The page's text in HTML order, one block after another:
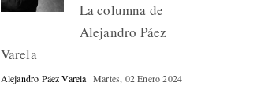
La columna de
Alejandro Páez
Varela
Alejandro Páez Varela Martes, 02 Enero 2024